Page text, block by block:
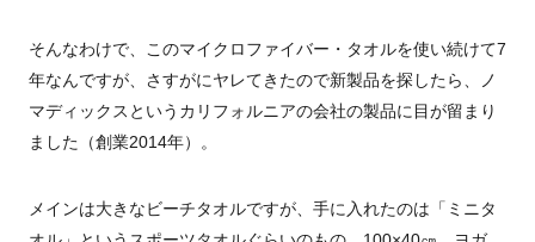
そんなわけで、このマイクロファイバー・タオルを使い続けて7
年なんですが、さすがにヤレてきたので新製品を探したら、ノ
マディックスというカリフォルニアの会社の製品に目が留まり
ました（創業2014年）。
メインは大きなビーチタオルですが、手に入れたのは「ミニタ